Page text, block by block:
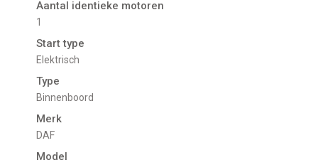
Aantal identieke motoren
1
Start type
Elektrisch
Type
Binnenboord
Merk
DAF
Model